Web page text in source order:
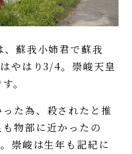
蘇我小姉君で蘇我
やはり3/4。崇峻天皇
。
た為、殺されたと推
物部に近かったの
崇峻は生年も記紀に